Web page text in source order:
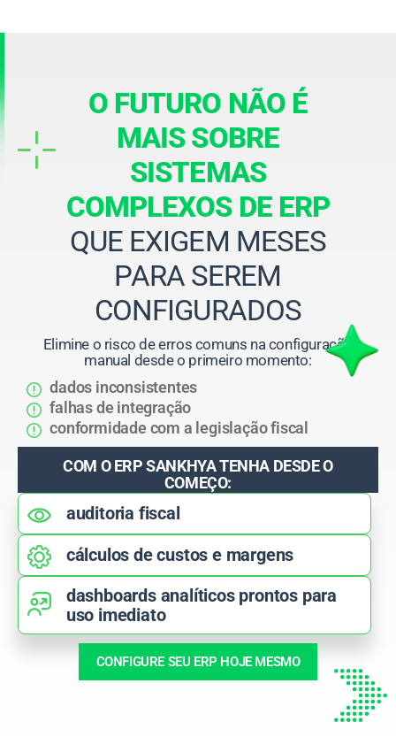
O FUTURO NÃO É
MAIS SOBRE
SISTEMAS
COMPLEXOS DE ERP
QUE EXIGEM MESES
PARA SEREM
CONFIGURADOS
Elimine o risco de erros comuns na configuração
manual desde o primeiro momento:
dados inconsistentes
falhas de integração
conformidade com a legislação fiscal
COM O ERP SANKHYA TENHA DESDE O
COMEÇO:
auditoria fiscal
cálculos de custos e margens
dashboards analíticos prontos para
uso imediato
CONFIGURE SEU ERP HOJE MESMO